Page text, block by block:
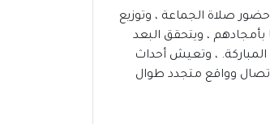
صلاة الجماعة ، وتوزيع
بأمجادهم ، ويتحقق البعد
، وتعيش أحداث
وواقع متجدد طوال